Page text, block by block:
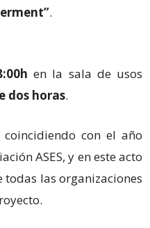
.
en la sala de usos
dos horas.
con el año
ASES, y en este acto
las organizaciones